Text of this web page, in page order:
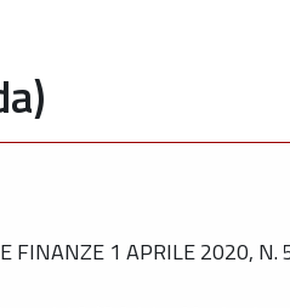
FINANZE 1 APRILE 2020, N.